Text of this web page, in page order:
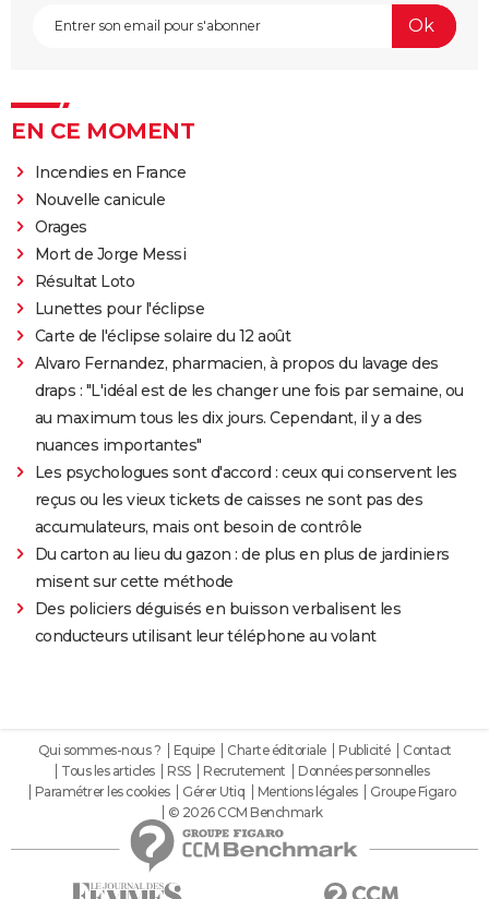
EN CE MOMENT
Incendies en France
Nouvelle canicule
Orages
Mort de Jorge Messi
Résultat Loto
Lunettes pour l'éclipse
Carte de l'éclipse solaire du 12 août
Alvaro Fernandez, pharmacien, à propos du lavage des
draps : "L'idéal est de les changer une fois par semaine, ou
au maximum tous les dix jours. Cependant, il y a des
nuances importantes"
Les psychologues sont d'accord : ceux qui conservent les
reçus ou les vieux tickets de caisses ne sont pas des
accumulateurs, mais ont besoin de contrôle
Du carton au lieu du gazon : de plus en plus de jardiniers
misent sur cette méthode
Des policiers déguisés en buisson verbalisent les
conducteurs utilisant leur téléphone au volant
Qui sommes-nous ? Equipe Charte éditoriale Publicité
Contact
Tous les articles
RSS Recrutement
Données personnelles
Paramétrer les cookies
Gérer Utiq Mentions légales
Groupe Figaro
© 2026 CCM Benchmark